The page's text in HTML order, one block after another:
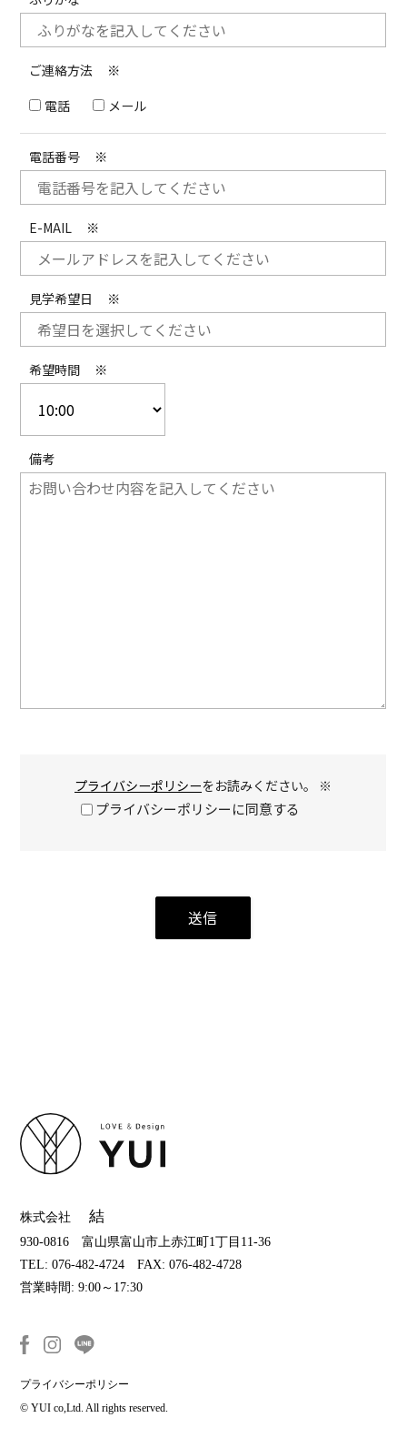
株式会社 結
930-0816 富山県富山市上赤江町1丁目11-36
TEL: 076-482-4724 FAX: 076-482-4728
営業時間: 9:00～17:30
プライバシーポリシー
© YUI co,Ltd. All rights reserved.